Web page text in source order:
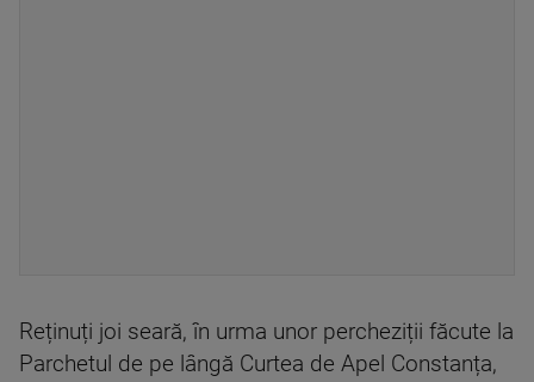
Reținuți joi seară, în urma unor percheziții făcute la
Parchetul de pe lângă Curtea de Apel Constanța,